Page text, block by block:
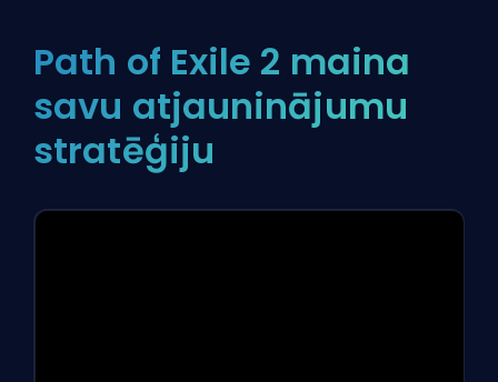
Path of Exile 2 maina
savu atjauninājumu
stratēģiju